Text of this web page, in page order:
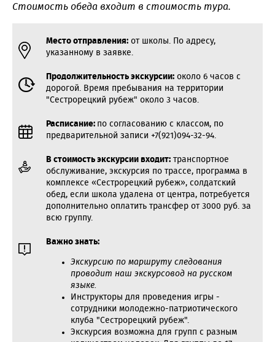
Стоимость обеда входит в стоимость тура.
Место отправления: от школы. По адресу,
указанному в заявке.
Продолжительность экскурсии: около 6 часов с
дорогой. Время пребывания на территории
"Сестрорецкий рубеж" около 3 часов.
Расписание: по согласованию с классом, по
предварительной записи +7(921)094-32-94.
В стоимость экскурсии входит: транспортное
обслуживание, экскурсия по трассе, программа в
комплексе «Сестрорецкий рубеж», солдатский
обед, если школа удалена от центра, потребуется
дополнительно оплатить трансфер от 3000 руб. за
всю группу.
Важно знать:
Экскурсию по маршруту следования
проводит наш экскурсовод на русском
языке.
Инструкторы для проведения игры -
сотрудники молодежно-патриотического
клуба "Сестрорецкий рубеж".
Экскурсия возможна для групп с разным